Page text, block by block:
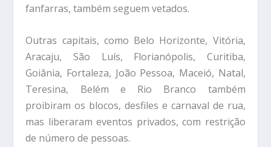
fanfarras, também seguem vetados.
Outras capitais, como Belo Horizonte, Vitória,
Aracaju, São Luís, Florianópolis, Curitiba,
Goiânia, Fortaleza, João Pessoa, Maceió, Natal,
Teresina, Belém e Rio Branco também
proibiram os blocos, desfiles e carnaval de rua,
mas liberaram eventos privados, com restrição
de número de pessoas.